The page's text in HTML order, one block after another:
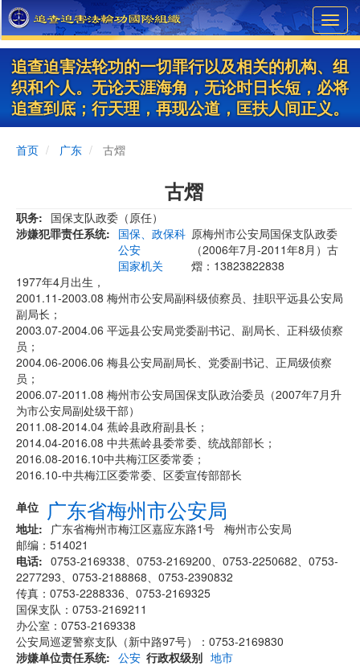
Skip
to
main
content
追查迫害法轮功的一切罪行以及相关的机构、组
织和个人。无论天涯海角，无论时日长短，必将
追查到底；行天理，再现公道，匡扶人间正义。
首页 广东 古熠
古熠
职务
国保支队政委（原任）
涉嫌犯罪责任系统
国保、政保科
公安
国家机关
原梅州市公安局国保支队政委
（2006年7月-2011年8月）古
熠：13823822838
1977年4月出生，
2001.11-2003.08 梅州市公安局副科级侦察员、挂职平远县公安局
副局长；
2003.07-2004.06 平远县公安局党委副书记、副局长、正科级侦察
员；
2004.06-2006.06 梅县公安局副局长、党委副书记、正局级侦察
员；
2006.07-2011.08 梅州市公安局国保支队政治委员（2007年7月升
为市公安局副处级干部）
2011.08-2014.04 蕉岭县政府副县长；
2014.04-2016.08 中共蕉岭县委常委、统战部部长；
2016.08-2016.10中共梅江区委常委；
2016.10-中共梅江区委常委、区委宣传部部长
单位
广东省梅州市公安局
地址
广东省梅州市梅江区嘉应东路1号 梅州市公安局
邮编：514021
电话
0753-2169338、0753-2169200、0753-2250682、0753-
2277293、0753-2188868、0753-2390832
传真：0753-2288336、0753-2169325
国保支队：0753-2169211
办公室：0753-2169338
公安局巡逻警察支队（新中路97号）：0753-2169830
涉嫌单位责任系统
公安 行政权级别 地市